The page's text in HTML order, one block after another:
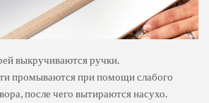
выкручиваются ручки.
промываются при помощи слабого
после чего вытираются насухо.